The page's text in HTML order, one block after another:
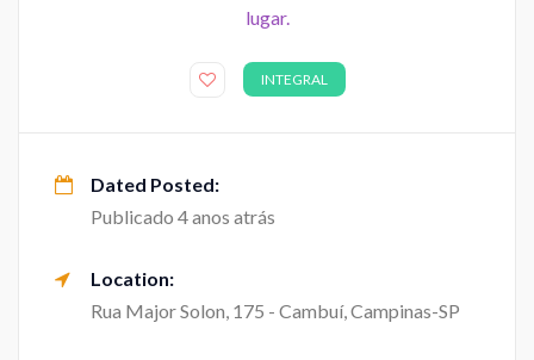
lugar.
INTEGRAL
Dated Posted:
Publicado 4 anos atrás
Location:
Rua Major Solon, 175 - Cambuí, Campinas-SP